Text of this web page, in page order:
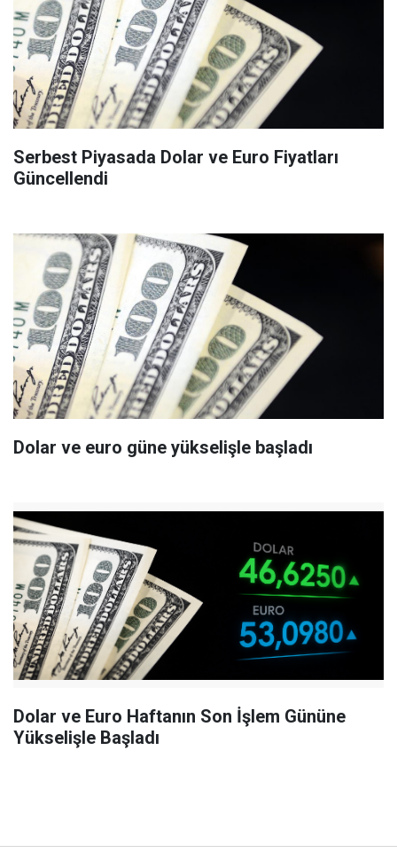
Serbest Piyasada Dolar ve Euro Fiyatları
Güncellendi
Dolar ve euro güne yükselişle başladı
Dolar ve Euro Haftanın Son İşlem Gününe
Yükselişle Başladı